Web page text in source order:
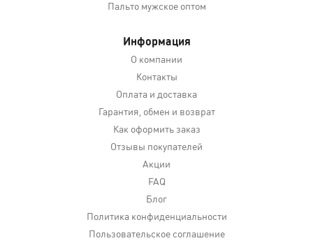
Пальто мужское оптом
Информация
О компании
Контакты
Оплата и доставка
Гарантия, обмен и возврат
Как оформить заказ
Отзывы покупателей
Акции
FAQ
Блог
Политика конфиденциальности
Пользовательское соглашение